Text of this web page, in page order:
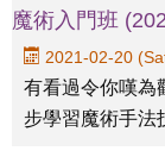
魔術入門班
2021-02-20
有看過令你嘆為
步學習魔術手法